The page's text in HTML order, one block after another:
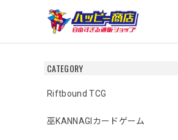
CATEGORY
Riftbound TCG
巫KANNAGIカードゲーム